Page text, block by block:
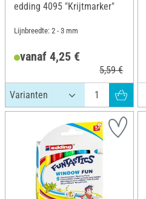
edding 4095 "Krijtmarker"
Lijnbreedte: 2 - 3 mm
vanaf 4,25 €
5,59 €